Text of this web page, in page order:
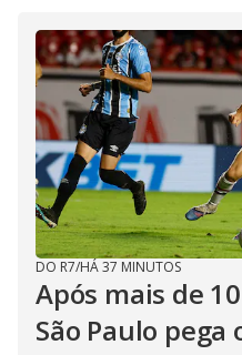
DO R7/HÁ 37 MINUTOS
Após mais de
São Paulo pega